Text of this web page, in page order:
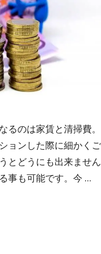
のは家賃と清掃費。
ョンした際に細かくご
とどうにも出来ません
事も可能です。今 …